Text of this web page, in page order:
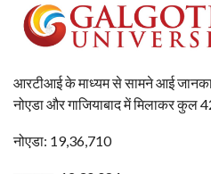
आरटीआई के माध्यम से सामने आई
नोएडा और गाजियाबाद में मिलाकर कुल
नोएडा: 19,36,710